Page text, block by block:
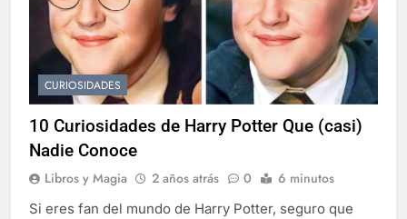
CURIOSIDADES
10 Curiosidades de Harry Potter Que (casi)
Nadie Conoce
Libros y Magia 2 años atrás 0 6 minutos
Si eres fan del mundo de Harry Potter, seguro que